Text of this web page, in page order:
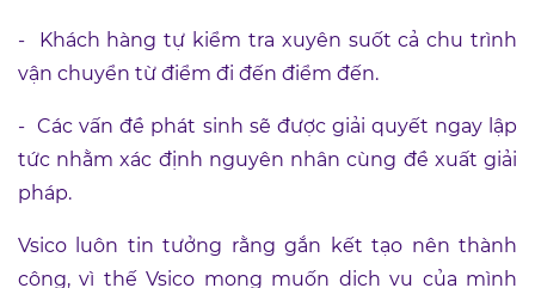
-
Khách hàng tự kiểm tra xuyên suốt cả chu trình
vận chuyển từ điểm đi đến điểm đến.
- Các vấn đề phát sinh sẽ được giải quyết ngay lập
tức nhằm xác định nguyên nhân cùng đề xuất giải
pháp.
Vsico luôn tin tưởng rằng gắn kết tạo nên thành
công, vì thế Vsico mong muốn dịch vụ của mình